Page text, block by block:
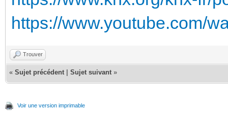
https://www.youtube.com/
Trouver
« Sujet précédent Sujet suivant »
Voir une version imprimable